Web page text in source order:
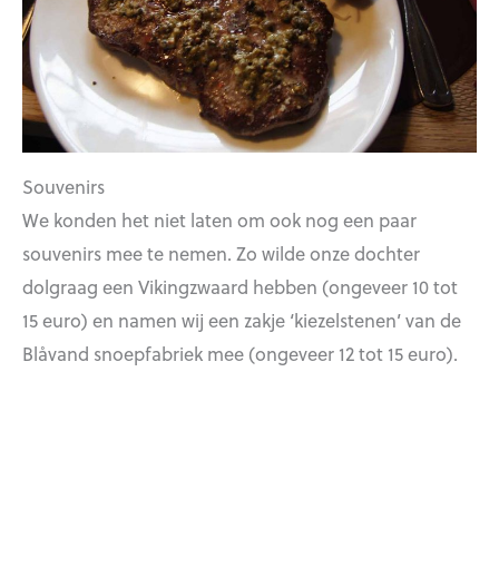
Souvenirs
We konden het niet laten om ook nog een paar
souvenirs mee te nemen. Zo wilde onze dochter
dolgraag een Vikingzwaard hebben (ongeveer 10 tot
15 euro) en namen wij een zakje ‘kiezelstenen’ van de
Blåvand snoepfabriek mee (ongeveer 12 tot 15 euro).